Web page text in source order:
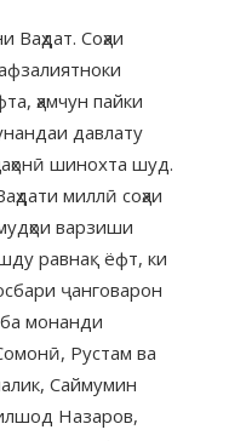
Соҳаи
ҳамчун пайки
давлату
шинохта шуд.
миллӣ соҳаи
варзиши
равнақ ёфт, ки
ҷанговарон
монанди
Рустам ва
Саймумин
Назаров,